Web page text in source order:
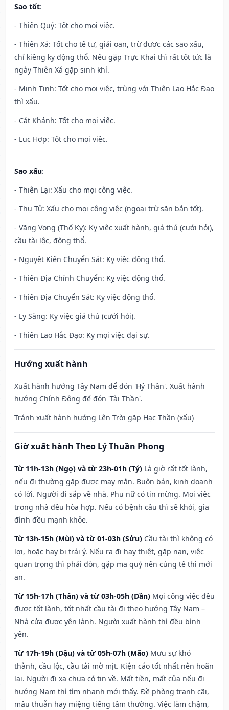
Sao tốt:
- Thiên Quý: Tốt cho mọi việc.
- Thiên Xá: Tốt cho tế tự, giải oan, trừ được các sao xấu,
chỉ kiêng kỵ động thổ. Nếu gặp Trực Khai thì rất tốt tức là
ngày Thiên Xá gặp sinh khí.
- Minh Tinh: Tốt cho mọi việc, trùng với Thiên Lao Hắc Đạo
thì xấu.
- Cát Khánh: Tốt cho mọi việc.
- Lục Hợp: Tốt cho mọi việc.
Sao xấu:
- Thiên Lại: Xấu cho mọi công việc.
- Thụ Tử: Xấu cho mọi công việc (ngoại trừ săn bắn tốt).
- Vãng Vong (Thổ Kỵ): Kỵ việc xuất hành, giá thú (cưới hỏi),
cầu tài lộc, động thổ.
- Nguyệt Kiến Chuyển Sát: Kỵ việc động thổ.
- Thiên Địa Chính Chuyển: Kỵ việc động thổ.
- Thiên Địa Chuyển Sát: Kỵ việc động thổ.
- Ly Sàng: Kỵ việc giá thú (cưới hỏi).
- Thiên Lao Hắc Đạo: Kỵ mọi việc đại sự.
Hướng xuất hành
Xuất hành hướng Tây Nam để đón 'Hỷ Thần'. Xuất hành
hướng Chính Đông để đón 'Tài Thần'.
Tránh xuất hành hướng Lên Trời gặp Hạc Thần (xấu)
Giờ xuất hành Theo Lý Thuần Phong
Từ 11h-13h (Ngọ) và từ 23h-01h (Tý) Là giờ rất tốt lành,
nếu đi thường gặp được may mắn. Buôn bán, kinh doanh
có lời. Người đi sắp về nhà. Phụ nữ có tin mừng. Mọi việc
trong nhà đều hòa hợp. Nếu có bệnh cầu thì sẽ khỏi, gia
đình đều mạnh khỏe.
Từ 13h-15h (Mùi) và từ 01-03h (Sửu) Cầu tài thì không có
lợi, hoặc hay bị trái ý. Nếu ra đi hay thiệt, gặp nạn, việc
quan trọng thì phải đòn, gặp ma quỷ nên cúng tế thì mới
an.
Từ 15h-17h (Thân) và từ 03h-05h (Dần) Mọi công việc đều
được tốt lành, tốt nhất cầu tài đi theo hướng Tây Nam –
Nhà cửa được yên lành. Người xuất hành thì đều bình
yên.
Từ 17h-19h (Dậu) và từ 05h-07h (Mão) Mưu sự khó
thành, cầu lộc, cầu tài mờ mịt. Kiện cáo tốt nhất nên hoãn
lại. Người đi xa chưa có tin về. Mất tiền, mất của nếu đi
hướng Nam thì tìm nhanh mới thấy. Đề phòng tranh cãi,
mâu thuẫn hay miệng tiếng tầm thường. Việc làm chậm,